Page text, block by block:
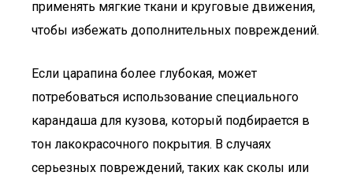
применять мягкие ткани и круговые движения,
чтобы избежать дополнительных повреждений.
Если царапина более глубокая, может
потребоваться использование специального
карандаша для кузова, который подбирается в
тон лакокрасочного покрытия. В случаях
серьезных повреждений, таких как сколы или